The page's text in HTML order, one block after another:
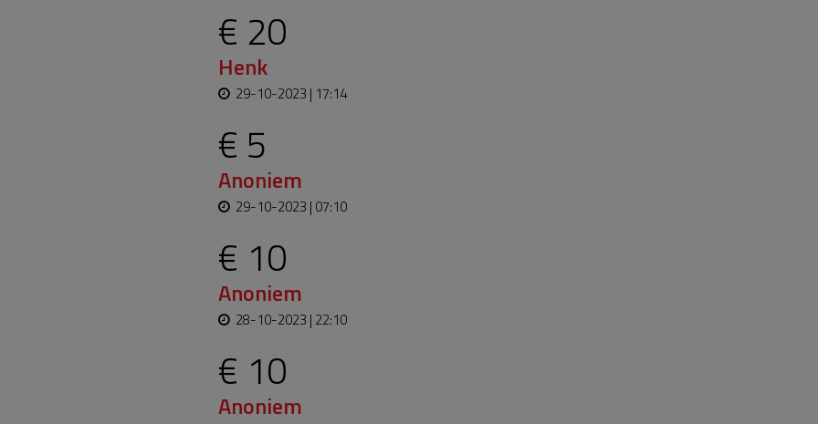
€ 20
Henk
29-10-2023 | 17:14
€ 5
Anoniem
29-10-2023 | 07:10
€ 10
Anoniem
28-10-2023 | 22:10
€ 10
Anoniem